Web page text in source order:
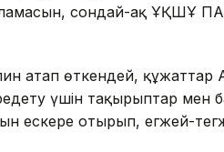
сондай-ақ ҰҚШҰ
атап өткендей, құжаттар
үшін тақырыптар мен
ескере отырып, егжей-